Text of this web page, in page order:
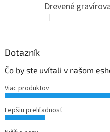
Hodnotenie produktu
|
Dotazník
Čo by ste uvítali v našom
Viac produktov
Lepšiu prehľadnosť